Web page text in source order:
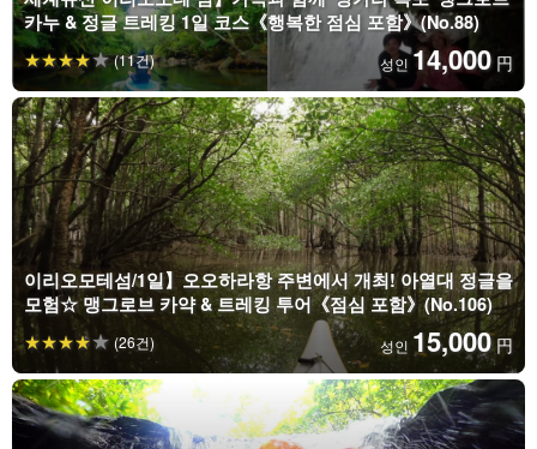
카누 & 정글 트레킹 1일 코스《행복한 점심 포함》(No.88)
성인 14,000 円
(11건)
이리오모테섬/1일】오오하라항 주변에서 개최! 아열대 정글을
모험☆ 맹그로브 카약 & 트레킹 투어《점심 포함》(No.106)
성인 15,000 円
(26건)